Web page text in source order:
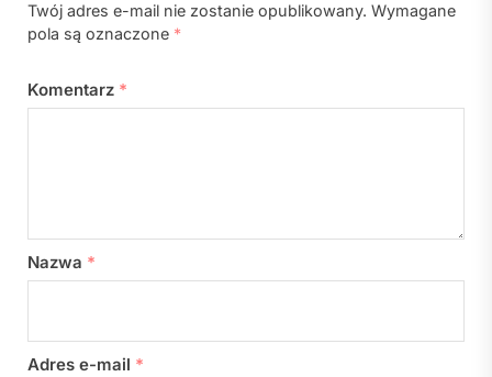
Twój adres e-mail nie zostanie opublikowany. Wymagane
pola są oznaczone *
Komentarz *
Nazwa *
Adres e-mail *